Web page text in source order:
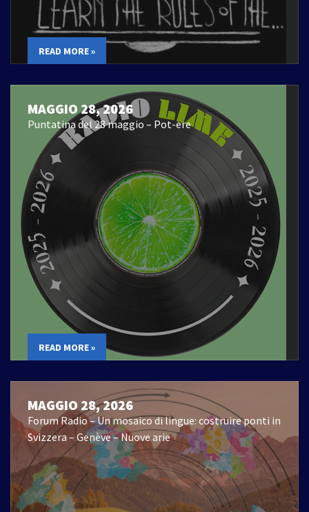
READ MORE »
MAGGIO 28, 2026
Puntatina del 28 maggio – Pot-ere
READ MORE »
MAGGIO 28, 2026
Forum Radio – Un mosaico di lingue: costruire ponti in
Svizzera – Genève – Nuove arie